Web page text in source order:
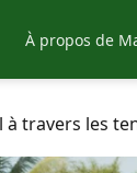
À propos de
travers les